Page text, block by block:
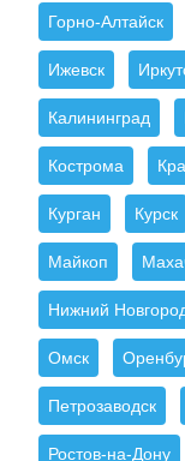
Горно-Алтайск
Ижевск
Калининград
Кострома
Курган Курск
Майкоп
Нижний
Омск
Петрозаводск
Ростов-на-Дону